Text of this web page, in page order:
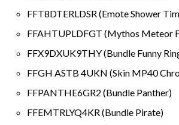
FFT8DTERLDSR (Emote Shower
FFAHTUPLDFGT (Mythos Meteor
FFX9DXUK9THY (Bundle Funny
FFGH ASTB 4UKN (Skin MP40
FFPANTHE6GR2 (Bundle Panther)
FFEMTRLYQ4KR (Bundle Pirate)